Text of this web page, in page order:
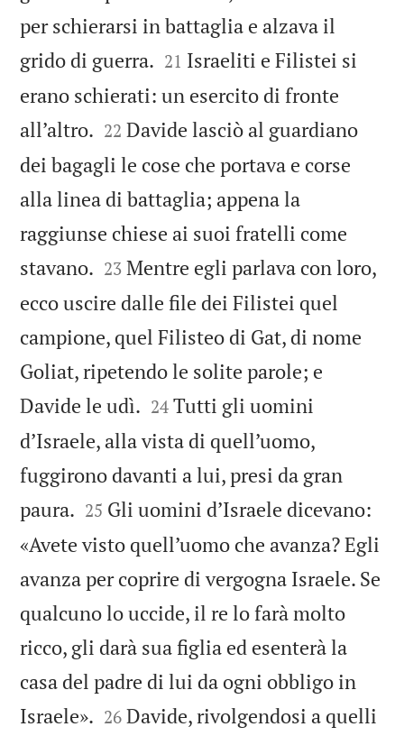
per schierarsi in battaglia e alzava il
grido di guerra. 

21 Israeliti e Filistei si
erano schierati: un esercito di fronte
all’altro. 

22 Davide lasciò al guardiano
dei bagagli le cose che portava e corse
alla linea di battaglia; appena la
raggiunse chiese ai suoi fratelli come
stavano. 

23 Mentre egli parlava con loro,
ecco uscire dalle file dei Filistei quel
campione, quel Filisteo di Gat, di nome
Goliat, ripetendo le solite parole; e
Davide le udì. 

24 Tutti gli uomini
d’Israele, alla vista di quell’uomo,
fuggirono davanti a lui, presi da gran
paura. 

25 Gli uomini d’Israele dicevano:
«Avete visto quell’uomo che avanza? Egli
avanza per coprire di vergogna Israele. Se
qualcuno lo uccide, il re lo farà molto
ricco, gli darà sua figlia ed esenterà la
casa del padre di lui da ogni obbligo in
Israele». 

26 Davide, rivolgendosi a quelli